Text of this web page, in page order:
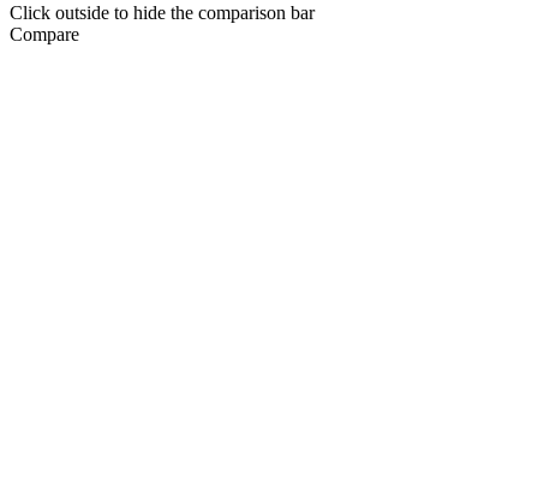
Click outside to hide the comparison bar
Compare